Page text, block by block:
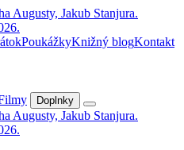
PoukážkyKnižný blogKontakt
Doplnky